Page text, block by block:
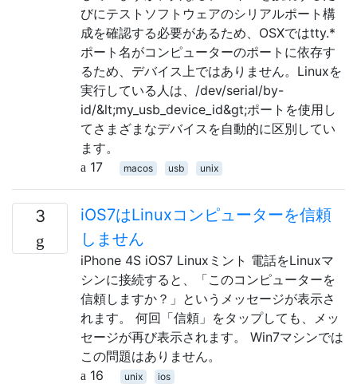
びにテストソフトウェアのシリアルポート構
成を確認する必要があるため、OSXではtty.*
ポート名がコンピューターのポートに依存す
るため、デバイス上ではありません。Linuxを
実行している人は、/dev/serial/by-
id/&lt;my_usb_device_id&gt;ポートを使用し
てさまざまなデバイスを自動的に区別してい
ます。
17
macos usb unix
3
iOS7はLinuxコンピューターを信頼
しません
iPhone 4S iOS7 Linuxミント 電話をLinuxマ
シンに接続すると、「このコンピューターを
信頼しますか？」というメッセージが表示さ
れます。 何回「信頼」をタップしても、メッ
セージが再び表示されます。 Win7マシンでは
この問題はありません。
16
unix ios